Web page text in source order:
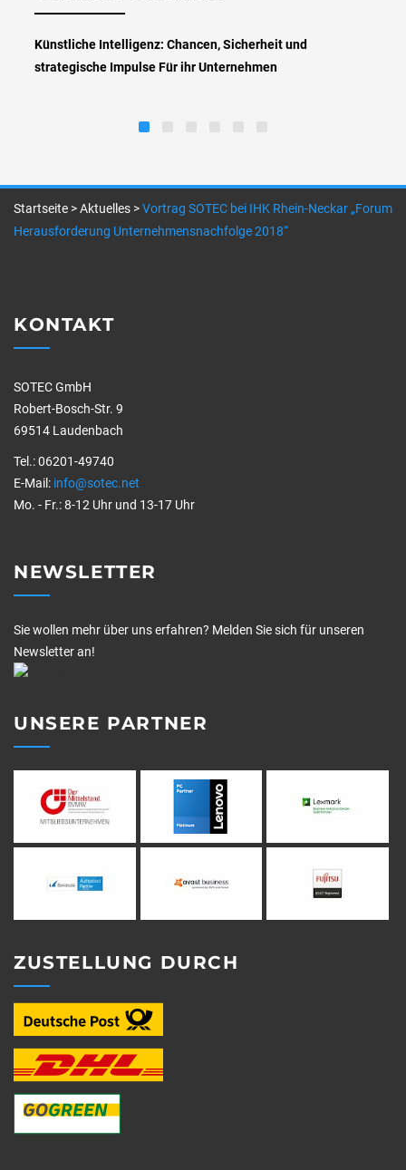
Künstliche Intelligenz: Chancen, Sicherheit und
strategische Impulse Für ihr Unternehmen
Startseite >Aktuelles >Vortrag SOTEC bei IHK Rhein-Neckar „Forum
Herausforderung Unternehmensnachfolge 2018“
KONTAKT
SOTEC GmbH
Robert-Bosch-Str. 9
69514 Laudenbach
Tel.: 06201-49740
E-Mail: info@sotec.net
Mo. - Fr.: 8-12 Uhr und 13-17 Uhr
NEWSLETTER
Sie wollen mehr über uns erfahren? Melden Sie sich für unseren
Newsletter an!
UNSERE PARTNER
ZUSTELLUNG DURCH